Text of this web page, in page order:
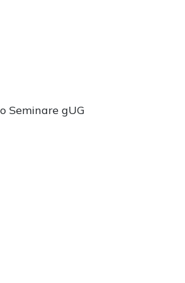
Seminare gUG